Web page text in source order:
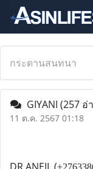
กระดานสนทนา
GIYANI (257 อ่
11 ต.ค. 2567 01:18